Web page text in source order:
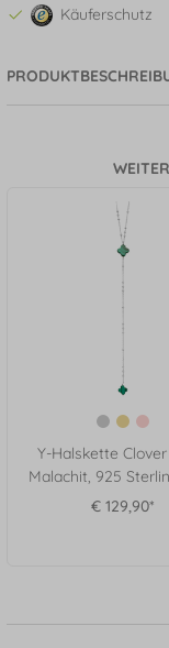
Käuferschutz
Y-Halskette
Malachit, 925
€ 129,90*